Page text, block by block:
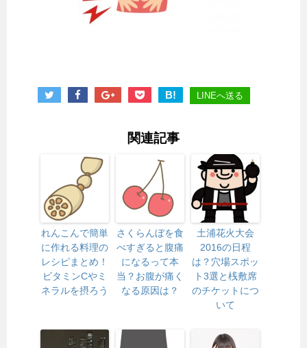
B! LINEへ送る
関連記事
れんこんで簡単
に作れる料理の
レシピまとめ！
ビタミンCやミ
ネラルを摂ろう
さくらんぼを食
べすぎると腹痛
になるって本
当？お腹が痛く
なる原因は？
土浦花火大会
2016の日程
は？穴場スポッ
ト3選と桟敷席
のチケットにつ
いて